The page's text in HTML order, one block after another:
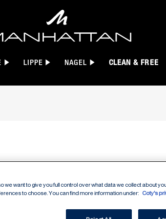
LIPPE NAGEL CLEAN & FREE
FILLER
we want to give you full control over what data we collect about
to choose. You can find more information under:
Coty's